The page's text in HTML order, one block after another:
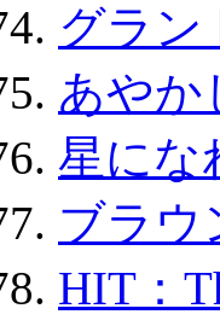
グラン
あやか
星にな
ブラウ
HIT：